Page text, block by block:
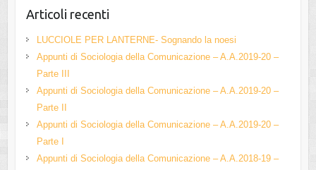
e
b
o
o
k
er
u
b
e
h
a
Articoli recenti
LUCCIOLE PER LANTERNE- Sognando la noesi
Appunti di Sociologia della Comunicazione – A.A.2019-20 –
Parte III
Appunti di Sociologia della Comunicazione – A.A.2019-20 –
Parte II
Appunti di Sociologia della Comunicazione – A.A.2019-20 –
Parte I
Appunti di Sociologia della Comunicazione – A.A.2018-19 –